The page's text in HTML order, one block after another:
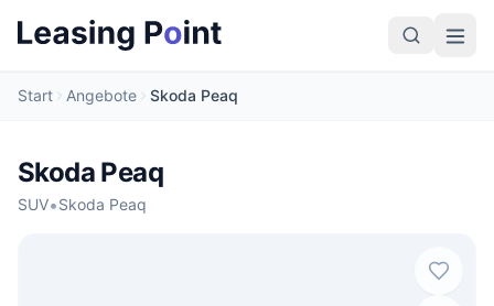
Start Angebote Skoda Peaq
Skoda Peaq
SUV•Skoda Peaq